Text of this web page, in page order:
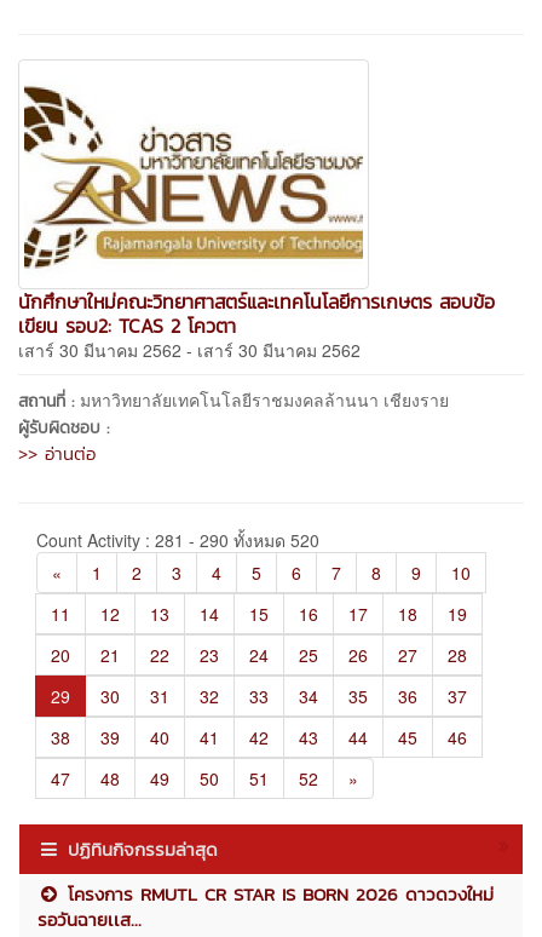
นักศึกษาใหม่คณะวิทยาศาสตร์และเทคโนโลยีการเกษตร สอบข้อ
เขียน รอบ2: TCAS 2 โควตา
เสาร์ 30 มีนาคม 2562 - เสาร์ 30 มีนาคม 2562
สถานที่ : มหาวิทยาลัยเทคโนโลยีราชมงคลล้านนา เชียงราย
ผู้รับผิดชอบ :
>> อ่านต่อ
Count Activity : 281 - 290 ทั้งหมด 520
«
1 2 3 4 5 6 7 8 9
10
11
12 13 14 15 16 17 18
19
20
21 22 23 24 25 26 27
28
29
30 31 32 33 34 35 36
37
38
39 40 41 42 43 44 45
46
47
48 49 50 51 52 »
ปฏิทินกิจกรรมล่าสุด
โครงการ RMUTL CR STAR IS BORN 2026 ดาวดวงใหม่
รอวันฉายเเส...